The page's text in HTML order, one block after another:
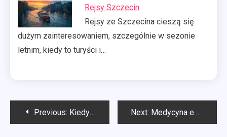
Rejsy Szczecin
Rejsy ze Szczecina cieszą się
dużym zainteresowaniem, szczególnie w sezonie
letnim, kiedy to turyści i…
Nawigacja
Previous: Kiedy obowiązkowa pełna księgowość? Next: Medycyna estetyczna Szczecin